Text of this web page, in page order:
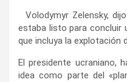
Volodymyr Zelensky,
estaba listo para concluir
que incluya la explotación
El presidente ucraniano,
idea como parte del